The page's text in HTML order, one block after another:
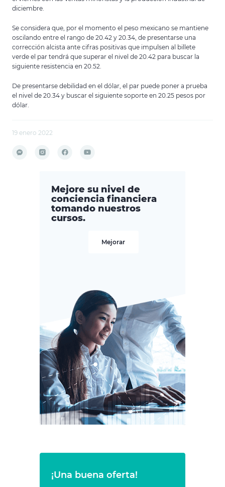
diciembre.
Se considera que, por el momento el peso mexicano se mantiene
oscilando entre el rango de 20.42 y 20.34, de presentarse una
corrección alcista ante cifras positivas que impulsen al billete
verde el par tendrá que superar el nivel de 20.42 para buscar la
siguiente resistencia en 20.52.
De presentarse debilidad en el dólar, el par puede poner a prueba
el nivel de 20.34 y buscar el siguiente soporte en 20.25 pesos por
dólar.
19 enero 2022
Mejore su nivel de
conciencia financiera
tomando nuestros
cursos.
Mejorar
¡Una buena oferta!